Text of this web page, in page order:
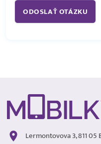
Lermontovova 3, 811 05